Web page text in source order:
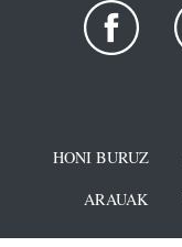
HONI BURUZ
ARAUAK